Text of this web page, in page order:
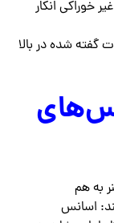
خوراکی انکار
گفته شده در بالا
به هم
اسانس